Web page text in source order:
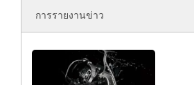
การรายงานข่าว